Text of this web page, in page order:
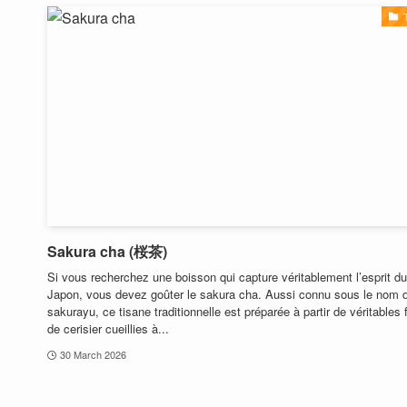
Sakura cha (桜茶)
Si vous recherchez une boisson qui capture véritablement l’esprit du
Japon, vous devez goûter le sakura cha. Aussi connu sous le nom
sakurayu, ce tisane traditionnelle est préparée à partir de véritables
de cerisier cueillies à...
30 March 2026